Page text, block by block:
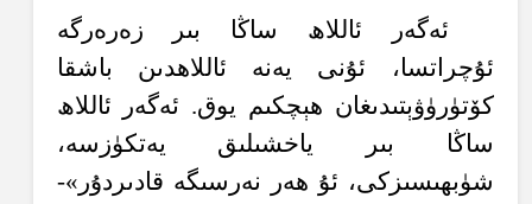
ئەگەر ئاللاھ ساڭا بىر زەرەرگە
ئۇچراتسا، ئۇنى يەنە ئاللاھدىن باشقا
كۆتۈرۈۋېتىدىغان ھېچكىم يوق. ئەگەر ئاللاھ
ساڭا بىر ياخشىلىق يەتكۈزسە،
شۈبھىسىزكى، ئۇ ھەر نەرسىگە قادىردۇر»-